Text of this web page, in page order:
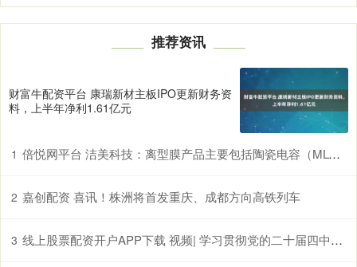
推荐资讯
财富牛配资平台 康瑞新材主板IPO更新财务资
料，上半年净利1.61亿元
1 倍悦网平台 洁美科技：离型膜产品主要包括陶瓷电容（MLCC）生产用离型膜等
2 嘉创配资 喜讯！株洲将首发重庆、成都方向高铁列车
3 线上股票配资开户APP下载 视频| 学习贯彻党的二十届四中全会精神 吴清作宣讲报告上新闻联播